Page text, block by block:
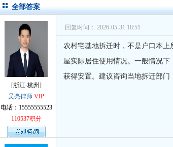
孙术校律师 律师您
孙术校律师对将满19
孙术校律师对邻居房
全部答案
[浙江-杭州]
吴亮律师 VIP
电话：15555555523
110537积分
回复时间： 2026-05-31 18:51
农村宅基地拆迁时，不是户口本
屋实际居住使用情况。一般情况
获得安置。建议咨询当地拆迁部门